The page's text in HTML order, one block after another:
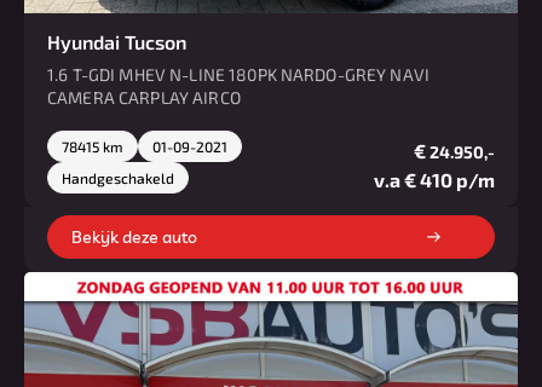
Hyundai Tucson
1.6 T-GDI MHEV N-LINE 180PK NARDO-GREY NAVI
CAMERA CARPLAY AIRCO
78415 km
01-09-2021
Handgeschakeld
€24.950,-
v.a € 410 p/m
Bekijk deze auto